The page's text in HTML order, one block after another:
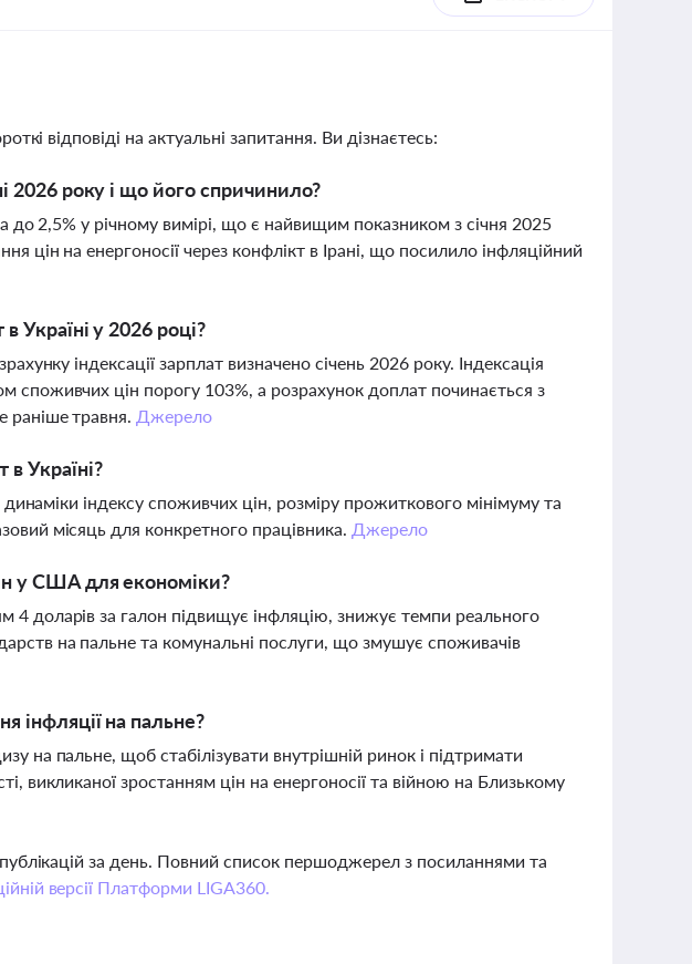
відповіді на актуальні запитання. Ви дізнаєтесь:
2026 року і що його спричинило?
до 2,5% у річному вимірі, що є найвищим показником з січня 2025
цін на енергоносії через конфлікт в Ірані, що посилило інфляційний
Україні у 2026 році?
індексації зарплат визначено січень 2026 року. Індексація
споживчих цін порогу 103%, а розрахунок доплат починається з
травня. Джерело
Україні?
динаміки індексу споживчих цін, розміру прожиткового мінімуму та
місяць для конкретного працівника. Джерело
у США для економіки?
доларів за галон підвищує інфляцію, знижує темпи реального
на пальне та комунальні послуги, що змушує споживачів
інфляції на пальне?
на пальне, щоб стабілізувати внутрішній ринок і підтримати
викликаної зростанням цін на енергоносії та війною на Близькому
за день. Повний список першоджерел з посиланнями та
версії Платформи LIGA360.